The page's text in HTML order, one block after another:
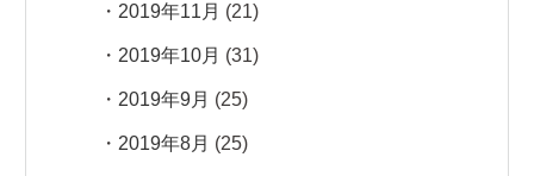
2019年11月 (21)
2019年10月 (31)
2019年9月 (25)
2019年8月 (25)